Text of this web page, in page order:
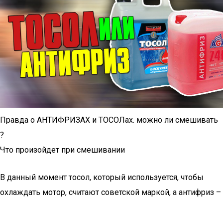
Правда о АНТИФРИЗАХ и ТОСОЛах. можно ли смешивать
?
Что произойдет при смешивании
В данный момент тосол, который используется, чтобы
охлаждать мотор, считают советской маркой, а антифриз –